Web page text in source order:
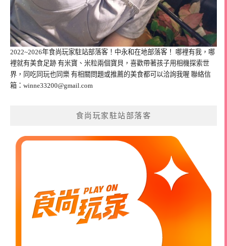
2022~2026年食尚玩家駐站部落客！中永和在地部落客！ 哪裡有我，哪
裡就有美食足跡 有米寶、米粒兩個寶貝，喜歡帶著孩子用相機探索世
界，同吃同玩也同樂 有相關問題或推薦的美食都可以洽詢我喔 聯絡信
箱： winne33200@gmail.com
食尚玩家駐站部落客